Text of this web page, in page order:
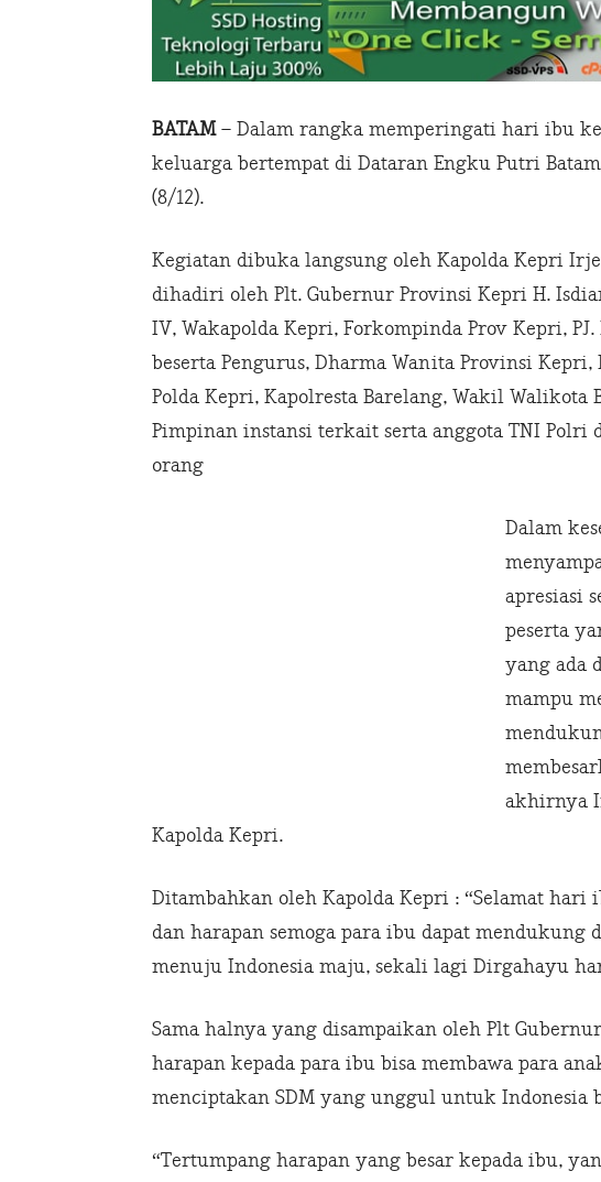
BATAM– Dalam rangka memperingati hari ibu
keluarga bertempat di Dataran Engku Putri
(8/12).
Kegiatan dibuka langsung oleh Kapolda Kepri
dihadiri oleh Plt. Gubernur Provinsi Kepri H.
IV, Wakapolda Kepri, Forkompinda Prov Kepri,
beserta Pengurus, Dharma Wanita Provinsi
Polda Kepri, Kapolresta Barelang, Wakil Walikota
Pimpinan instansi terkait serta anggota TNI Polri
orang
Dalam
apresiasi
peserta
yang ada
mampu
akhirnya
Kapolda Kepri.
Ditambahkan oleh Kapolda Kepri : “Selamat hari
dan harapan semoga para ibu dapat mendukung
menuju Indonesia maju, sekali lagi Dirgahayu
Sama halnya yang disampaikan oleh Plt
harapan kepada para ibu bisa membawa para
menciptakan SDM yang unggul untuk Indonesia
“Tertumpang harapan yang besar kepada ibu,